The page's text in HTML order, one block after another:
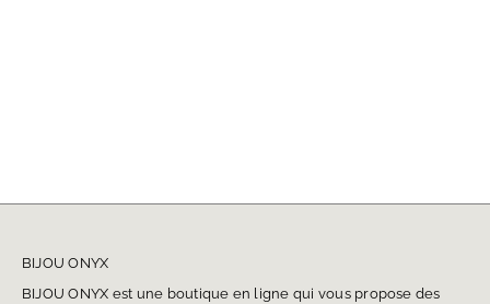
BIJOU ONYX
BIJOU ONYX est une boutique en ligne qui vous propose des